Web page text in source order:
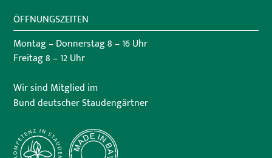
ÖFFNUNGSZEITEN
Montag – Donnerstag 8 – 16 Uhr
Freitag 8 – 12 Uhr
Wir sind Mitglied im
Bund deutscher Staudengärtner